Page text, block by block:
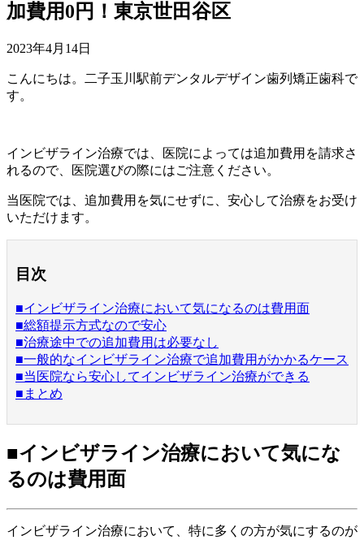
加費用0円！東京世田谷区
2023年4月14日
こんにちは。二子玉川駅前デンタルデザイン歯列矯正歯科で
す。
インビザライン治療では、医院によっては追加費用を請求さ
れるので、医院選びの際にはご注意ください。
当医院では、追加費用を気にせずに、安心して治療をお受け
いただけます。
目次
■インビザライン治療において気になるのは費用面
■総額提示方式なので安心
■治療途中での追加費用は必要なし
■一般的なインビザライン治療で追加費用がかかるケース
■当医院なら安心してインビザライン治療ができる
■まとめ
■インビザライン治療において気にな
るのは費用面
インビザライン治療において、特に多くの方が気にするのが